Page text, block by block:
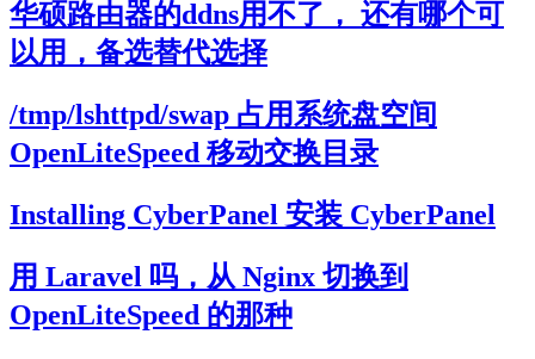
华硕路由器的ddns用不了， 还有哪个可
以用，备选替代选择
/tmp/lshttpd/swap 占用系统盘空间
OpenLiteSpeed 移动交换目录
Installing CyberPanel 安装 CyberPanel
用 Laravel 吗，从 Nginx 切换到
OpenLiteSpeed 的那种